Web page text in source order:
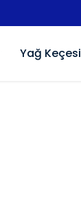
Yağ Keçesi